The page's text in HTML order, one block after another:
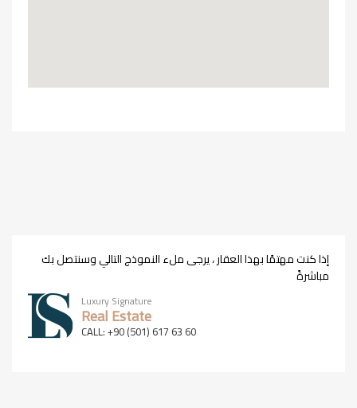
إذا كنت مهتمًا بهذا العقار ، يرجى ملء النموذج التالي وسنتصل بك
مباشرةً
Luxury Signature
Real Estate
CALL: +90 (501) 617 63 60